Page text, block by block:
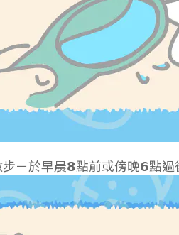
－於早晨𝟴點前或傍晚𝟲點